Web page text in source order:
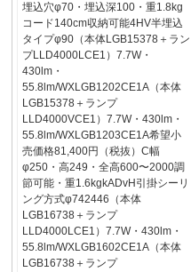
埋込穴φ70・埋込深100・重1.8kg
コード140cm収納可能4HV半埋込
タイプφ90（本体LGB15378＋ラン
プLLD4000LCE1）7.7W・
430lm・
55.8lm/WXLGB1202CE1A（本体
LGB15378＋ランプ
LLD4000VCE1）7.7W・430lm・
55.8lm/WXLGB1203CE1A希望小
売価格81,400円（税抜）C幅
φ250・高249・全高600〜2000調
節可能・重1.6kgkADvH引掛シーリ
ング方式φ742446（本体
LGB16738＋ランプ
LLD4000LCE1）7.7W・430lm・
55.8lm/WXLGB1602CE1A（本体
LGB16738＋ランプ